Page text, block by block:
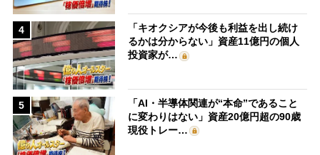
4
「キオクシアが今後も利益を出し続け
るかは分からない」資産11億円の個人
投資家が…
5
「AI・半導体関連が“本命”であること
に変わりはない」資産20億円超の90歳
現役トレー…